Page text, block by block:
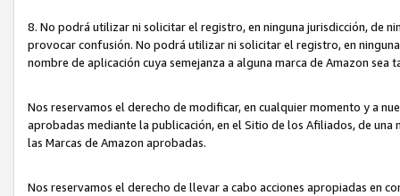
8. No podrá utilizar ni solicitar el registro, en ninguna jurisdicción, de
provocar confusión. No podrá utilizar ni solicitar el registro, en
nombre de aplicación cuya semejanza a alguna marca de Amazon
Nos reservamos el derecho de modificar, en cualquier momento y a
aprobadas mediante la publicación, en el Sitio de los Afiliados, de
las Marcas de Amazon aprobadas.
Nos reservamos el derecho de llevar a cabo acciones apropiadas en